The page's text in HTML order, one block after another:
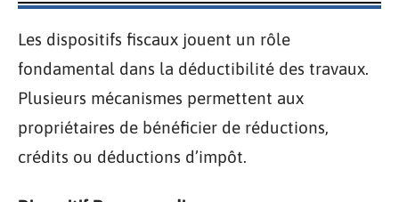
Les dispositifs fiscaux jouent un rôle
fondamental dans la déductibilité des travaux.
Plusieurs mécanismes permettent aux
propriétaires de bénéficier de réductions,
crédits ou déductions d’impôt.